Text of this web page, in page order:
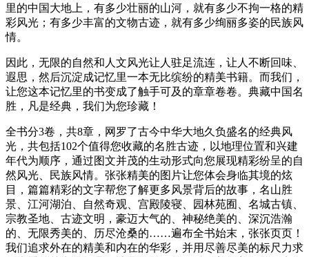
里的中国大地上，有多少壮丽的山河，就有多少不拘一格的精
彩风光；有多少丰富的文物古迹，就有多少绚丽多姿的民族风
情。
因此，无限的自然和人文风光让人驻足流连，让人不断回味、
遐思，然后沉淀成记忆里一本无比缤纷的精美书籍。而我们，
让您这本记忆里的书变成了触手可及的章章卷卷。典藏中国名
胜，凡是经典，我们为您珍藏！
全书分3卷，共8章，网罗了古今中华大地久负盛名的经典风
光，共包括102个值得您收藏的名胜古迹，以地理位置和兴建
年代为顺序，通过图文并茂的生动形式向您展现精彩纷呈的自
然风光、民族风情。张张精美的图片让您体会身临其境的炫
目，篇篇精彩的文字帮您了解更多风景背后的故事，名山胜
景、江河湖泊、自然奇观、宫殿陵寝、园林苑囿、名城古镇、
宗教圣地、古迹文明，豪迈大气的、神秘绝美的、深沉浩瀚
的、无限秀美的、历尽沧桑的……遍布全书始末，张张页页！
我们追求外在的精美和内在的华彩，并用尽善尽美的标尺力求